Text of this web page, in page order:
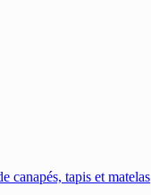
canapés, tapis et matelas